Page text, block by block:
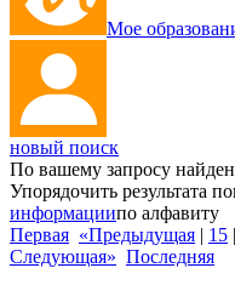
Мое
новый поиск
По вашему запросу
Упорядочить результата
информациипо алфавиту
Первая «Предыдущая | 15 |
Следующая» Последняя